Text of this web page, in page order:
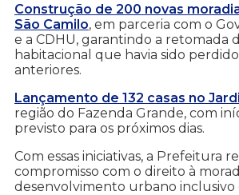
Construção de 200 novas
São Camilo, em parceria com o
e a CDHU, garantindo a retomada
habitacional que havia sido
anteriores.
Lançamento de 132 casas no
região do Fazenda Grande, com
previsto para os próximos dias.
Com essas iniciativas, a Prefeitura
compromisso com o direito à
desenvolvimento urbano inclusivo